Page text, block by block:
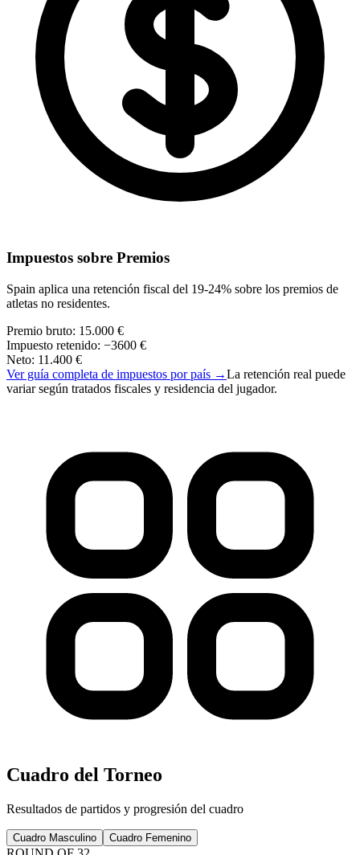
Impuestos sobre Premios
Spain aplica una retención fiscal del 19-24% sobre los premios de
atletas no residentes.
Premio bruto: 15.000 €
Impuesto retenido: −3600 €
Neto: 11.400 €
Ver guía completa de impuestos por país →La retención real puede
variar según tratados fiscales y residencia del jugador.
Cuadro del Torneo
Resultados de partidos y progresión del cuadro
Cuadro Masculino Cuadro Femenino